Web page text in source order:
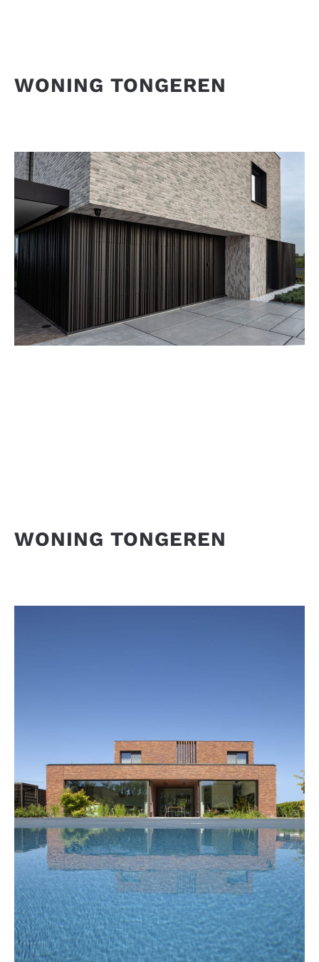
WONING TONGEREN
WONING TONGEREN